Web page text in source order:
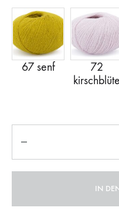
Anzahl
IN